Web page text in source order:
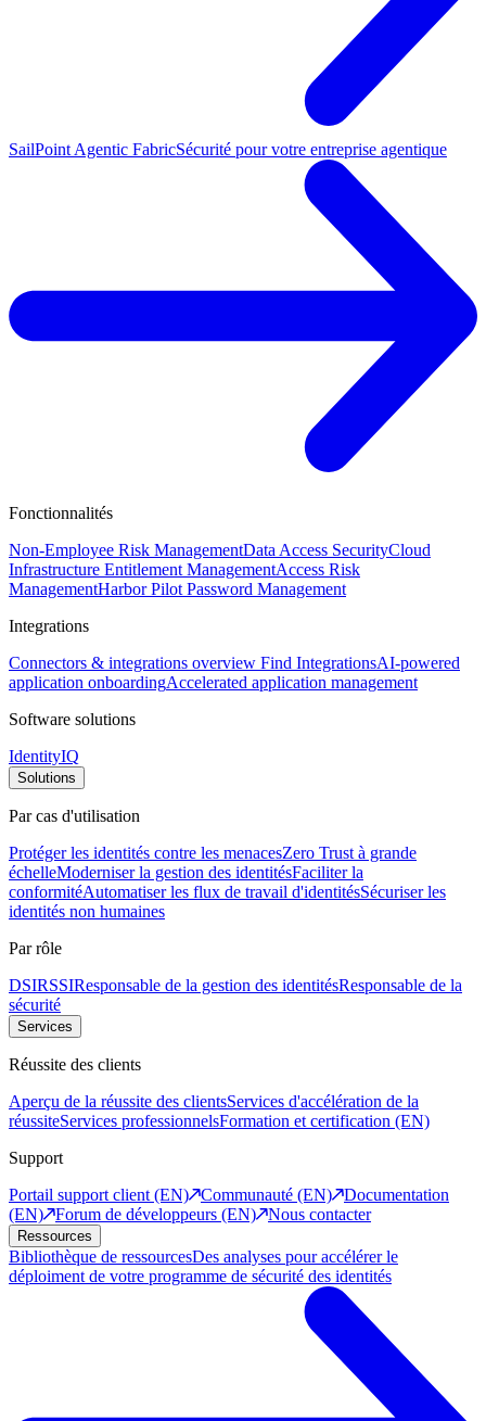
SailPoint Agentic FabricSécurité pour votre entreprise agentique
Fonctionnalités
Non-Employee Risk ManagementData Access SecurityCloud
Infrastructure Entitlement ManagementAccess Risk
ManagementHarbor Pilot Password Management
Integrations
Connectors & integrations overview Find IntegrationsAI-powered
application onboardingAccelerated application management
Software solutions
IdentityIQ
Solutions
Par cas d'utilisation
Protéger les identités contre les menacesZero Trust à grande
échelleModerniser la gestion des identitésFaciliter la
conformitéAutomatiser les flux de travail d'identitésSécuriser les
identités non humaines
Par rôle
DSIRSSIResponsable de la gestion des identitésResponsable de la
sécurité
Services
Réussite des clients
Aperçu de la réussite des clientsServices d'accélération de la
réussiteServices professionnelsFormation et certification (EN)
Support
Portail support client (EN)
Communauté (EN)
Documentation
(EN)
Forum de développeurs (EN) Nous contacter
Ressources
Bibliothèque de ressourcesDes analyses pour accélérer le
déploiment de votre programme de sécurité des identités